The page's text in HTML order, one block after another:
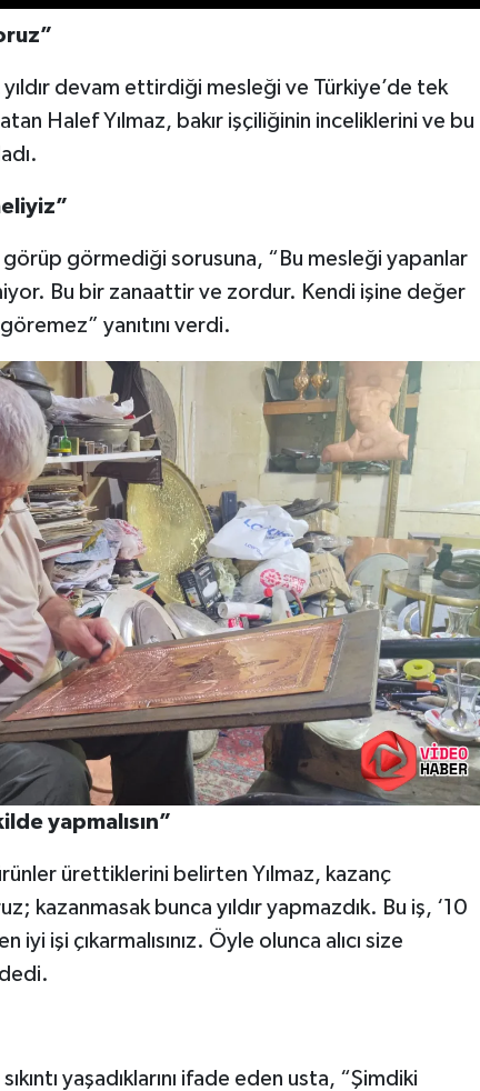
devam ettirdiği mesleği ve Türkiye’de tek
Halef Yılmaz, bakır işçiliğinin inceliklerini ve bu
görmediği sorusuna, “Bu mesleği yapanlar
Bu bir zanaattir ve zordur. Kendi işine değer
yanıtını verdi.
yapmalısın”
ürettiklerini belirten Yılmaz, kazanç
kazanmasak bunca yıldır yapmazdık. Bu iş, ‘10
iyi işi çıkarmalısınız. Öyle olunca alıcı size
yaşadıklarını ifade eden usta, “Şimdiki